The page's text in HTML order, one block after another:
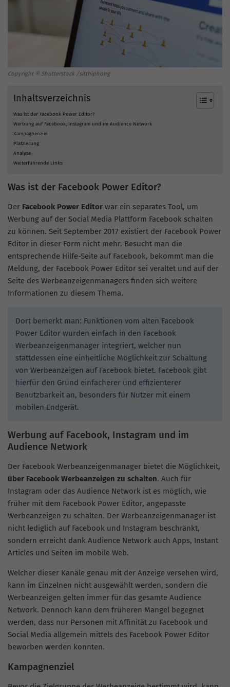
Copyright © Shutterstock /sitthiphong
Inhaltsverzeichnis
Was ist der Facebook Power Editor?
Werbung auf Facebook, Instagram und im Audience Network
Kampagnenziel
Platzierung
Analyse
Weiterführende Links:
Was ist der Facebook Power Editor?
Der Facebook Power Editor war ein separates Tool, um
Werbung auf der Social Media Plattform Facebook schalten
zu können. Seit September 2017 existiert der Facebook Power
Editor in dieser Form nicht mehr. Besucht man die
entsprechende Hilfe-Seite auf Facebook, bekommt man die
Meldung, der Facebook Power Editor sei veraltet und auf der
Seite des Werbeanzeigenmanagers finden sich weitere
Informationen zu diesem Thema.
Dort bemerkt man: Funktionen vom alten Facebook
Power Editor wurden einfach in den Facebook
Werbeanzeigenmanager integriert, welcher nun
stattdessen eine einheitliche Möglichkeit zur Schaltung
von Werbeanzeigen auf Facebook bietet. Facebook gibt
hierfür den Grund einfacherer und effizienterer
Benutzbarkeit an, besonders für Nutzer mit einem
mobilen Endgerät.
Werbung auf Facebook, Instagram und im
Audience Network
Der Facebook Werbeanzeigenmanager bietet die Möglichkeit,
über Facebook Werbeanzeigen zu schalten. Auch für
Instagram oder das Audience Network ist es möglich, wie
früher mit dem Facebook Power Editor, angepasste
Werbeanzeigen zu schalten. Der Werbeanzeigenmanager ist
nicht lediglich auf Facebook und Instagram beschränkt,
sondern erreicht dank Audience Network auch Apps, Instant
Articles und Seiten im mobile Web.
Welcher dieser Kanäle genau mit der Anzeige versehen wird,
kann im Einzelnen nicht ausgewählt werden, sondern die
Werbeanzeigen gelten immer für das gesamte Audience
Network. Dennoch kann dem früheren Mangel begegnet
werden, dass nur Personen mit Affinität zu Facebook und
Social Media allgemein mittels des Facebook Power Editor
beworben werden konnten.
Kampagnenziel